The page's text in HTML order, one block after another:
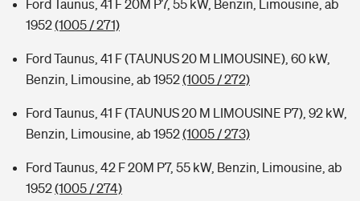
Ford Taunus, 41 F 20M P7, 55 kW, Benzin, Limousine, ab
1952(1005 / 271)
Ford Taunus, 41 F (TAUNUS 20 M LIMOUSINE), 60 kW,
Benzin, Limousine, ab 1952(1005 / 272)
Ford Taunus, 41 F (TAUNUS 20 M LIMOUSINE P7), 92 kW,
Benzin, Limousine, ab 1952(1005 / 273)
Ford Taunus, 42 F 20M P7, 55 kW, Benzin, Limousine, ab
1952(1005 / 274)